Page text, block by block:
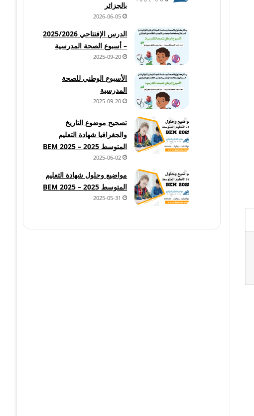
بالجزائر
2026-06-05
الدرس الإفتتاحي 2025/2026
– أسبوع الصحة المدرسية
2025-09-20
الأسبوع الوطني للصحة
المدرسية
2025-09-20
تصحيح موضوع التاريخ
والجغرافيا شهادة التعليم
المتوسط 2025 – BEM 2025
2025-06-02
مواضيع وحلول شهادة التعليم
المتوسط 2025 – BEM 2025
2025-05-31